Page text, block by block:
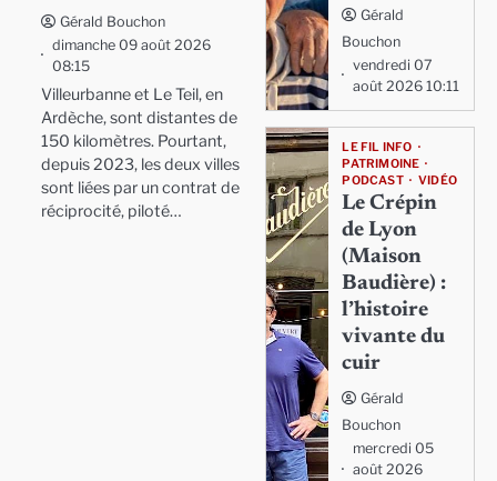
Gérald Bouchon
dimanche 09 août 2026
08:15
Villeurbanne et Le Teil, en
Ardèche, sont distantes de
150 kilomètres. Pourtant,
depuis 2023, les deux villes
sont liées par un contrat de
réciprocité, piloté…
Gérald
Bouchon
vendredi 07
août 2026 10:11
LE FIL INFO
PATRIMOINE
PODCAST
VIDÉO
Le Crépin
de Lyon
(Maison
Baudière) :
l’histoire
vivante du
cuir
Gérald
Bouchon
mercredi 05
août 2026